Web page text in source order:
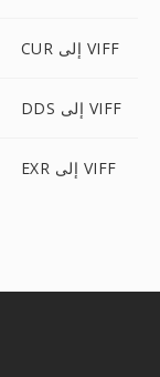
CUR إلى VIFF
DDS إلى VIFF
EXR إلى VIFF